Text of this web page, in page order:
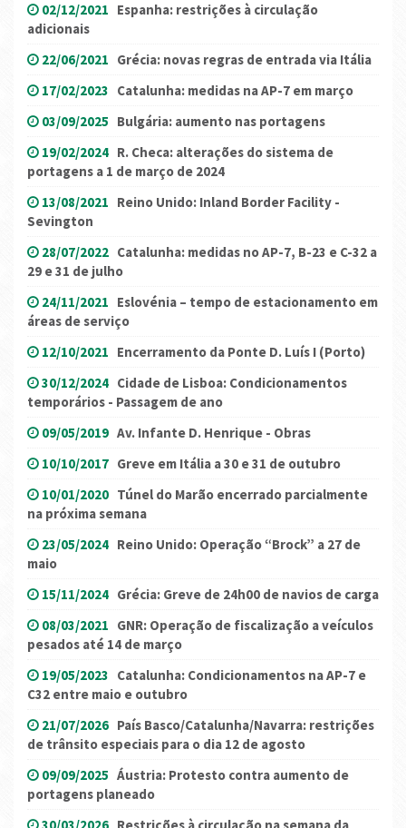
02/12/2021 Espanha: restrições à circulação
adicionais
22/06/2021 Grécia: novas regras de entrada via Itália
17/02/2023 Catalunha: medidas na AP-7 em março
03/09/2025 Bulgária: aumento nas portagens
19/02/2024 R. Checa: alterações do sistema de
portagens a 1 de março de 2024
13/08/2021 Reino Unido: Inland Border Facility -
Sevington
28/07/2022 Catalunha: medidas no AP-7, B-23 e C-32 a
29 e 31 de julho
24/11/2021 Eslovénia – tempo de estacionamento em
áreas de serviço
12/10/2021 Encerramento da Ponte D. Luís I (Porto)
30/12/2024 Cidade de Lisboa: Condicionamentos
temporários - Passagem de ano
09/05/2019 Av. Infante D. Henrique - Obras
10/10/2017 Greve em Itália a 30 e 31 de outubro
10/01/2020 Túnel do Marão encerrado parcialmente
na próxima semana
23/05/2024 Reino Unido: Operação “Brock” a 27 de
maio
15/11/2024 Grécia: Greve de 24h00 de navios de carga
08/03/2021 GNR: Operação de fiscalização a veículos
pesados até 14 de março
19/05/2023 Catalunha: Condicionamentos na AP-7 e
C32 entre maio e outubro
21/07/2026 País Basco/Catalunha/Navarra: restrições
de trânsito especiais para o dia 12 de agosto
09/09/2025 Áustria: Protesto contra aumento de
portagens planeado